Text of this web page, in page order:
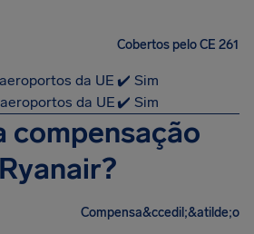
Cobertos pelo CE 261
da UE ✔️ Sim
da UE ✔️ Sim
compensação
Compensa&ccedil;&atilde;o